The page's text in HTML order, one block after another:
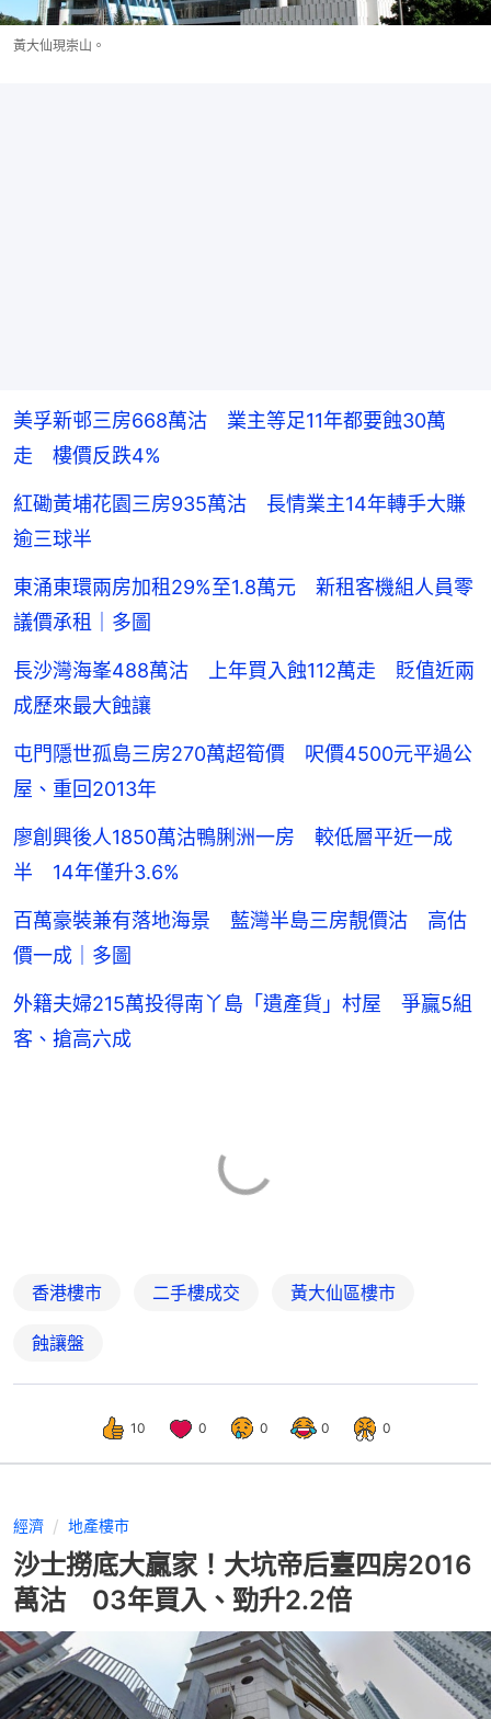
黃大仙現崇山。
美孚新邨三房668萬沽 業主等足11年都要蝕30萬
走 樓價反跌4%
紅磡黃埔花園三房935萬沽 長情業主14年轉手大賺
逾三球半
東涌東環兩房加租29%至1.8萬元 新租客機組人員零
議價承租｜多圖
長沙灣海峯488萬沽 上年買入蝕112萬走 貶值近兩
成歷來最大蝕讓
屯門隱世孤島三房270萬超筍價 呎價4500元平過公
屋、重回2013年
廖創興後人1850萬沽鴨脷洲一房 較低層平近一成
半 14年僅升3.6%
百萬豪裝兼有落地海景 藍灣半島三房靚價沽 高估
價一成｜多圖
外籍夫婦215萬投得南丫島「遺產貨」村屋 爭贏5組
客、搶高六成
香港樓市 二手樓成交 黃大仙區樓市
蝕讓盤
10 0 0 0 0
經濟 地產樓市
沙士撈底大贏家！大坑帝后臺四房2016
萬沽 03年買入、勁升2.2倍